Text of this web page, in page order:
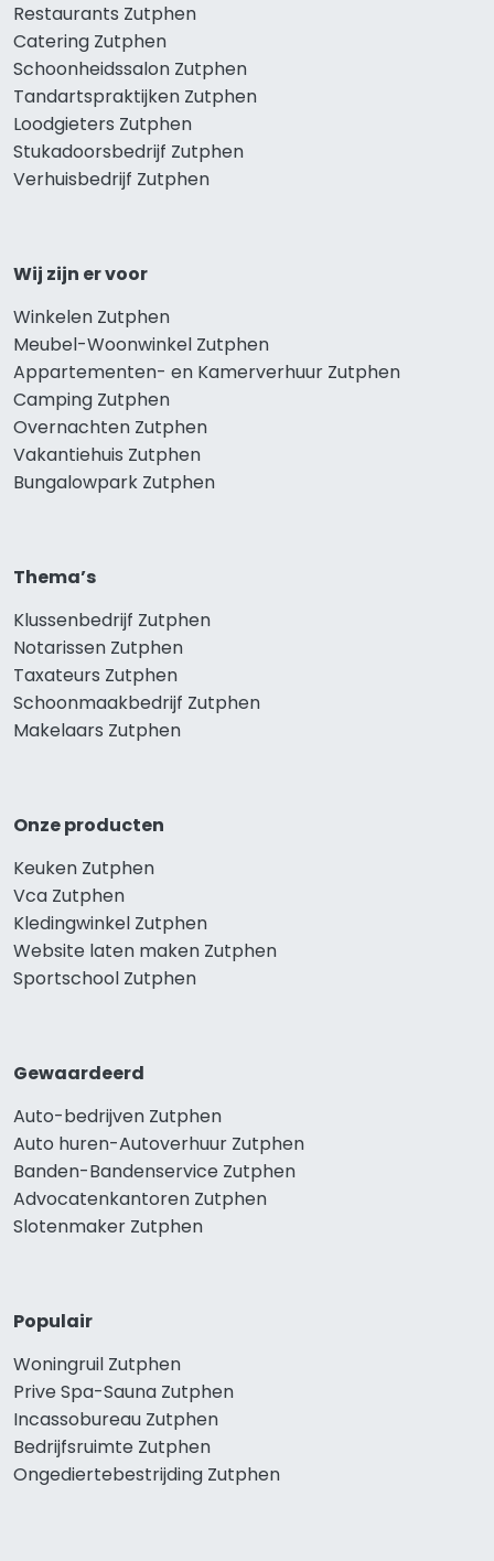
Restaurants Zutphen
Catering Zutphen
Schoonheidssalon Zutphen
Tandartspraktijken Zutphen
Loodgieters Zutphen
Stukadoorsbedrijf Zutphen
Verhuisbedrijf Zutphen
Wij zijn er voor
Winkelen Zutphen
Meubel-Woonwinkel Zutphen
Appartementen- en Kamerverhuur Zutphen
Camping Zutphen
Overnachten Zutphen
Vakantiehuis Zutphen
Bungalowpark Zutphen
Thema’s
Klussenbedrijf Zutphen
Notarissen Zutphen
Taxateurs Zutphen
Schoonmaakbedrijf Zutphen
Makelaars Zutphen
Onze producten
Keuken Zutphen
Vca Zutphen
Kledingwinkel Zutphen
Website laten maken Zutphen
Sportschool Zutphen
Gewaardeerd
Auto-bedrijven Zutphen
Auto huren-Autoverhuur Zutphen
Banden-Bandenservice Zutphen
Advocatenkantoren Zutphen
Slotenmaker Zutphen
Populair
Woningruil Zutphen
Prive Spa-Sauna Zutphen
Incassobureau Zutphen
Bedrijfsruimte Zutphen
Ongediertebestrijding Zutphen